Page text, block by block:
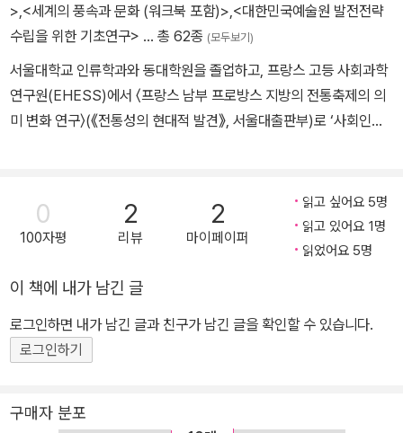
> <세계의 풍속과 문화 (워크북 포함)> <대한민국예술원 발전전략
수립을 위한 기초연구> … 총 62종 (모두보기)
서울대학교 인류학과와 동대학원을 졸업하고, 프랑스 고등 사회과학
연구원(EHESS)에서 〈프랑스 남부 프로방스 지방의 전통축제의 의
미 변화 연구〉(《전통성의 현대적 발견》, 서울대출판부)로 ‘사회인류
《축제문화의 제 현상》, 《축제로 이어지는 한국과 유럽》, 《축제와 문
화적 본질》, 《시각이미지의 힘》, 《한국의 지역문화》, 《인류에게 박물
관이 왜 필요했을까》 등이 있고, 저서로, 《축제인류학》, 《마르셀모스,
문화콘텐츠》, 《축제의 원칙》, 《기술환경 변화에 따른 문화예술 콘텐
츠 구성 적응 전략》 등이 있다. 현재 한국문화관광연구원 초빙석좌연
구위원, 국가유산진흥원 이사 등으로 활동하고 있다. 정책연구로는
미술관 건립 비전 연구 등과 관련한 연구를 수행하였으며. 최근에는
0
100자평
2
리뷰
2
마이페이퍼
읽고 싶어요 5명
읽고 있어요 1명
읽었어요 5명
이 책에 내가 남긴 글
로그인하면 내가 남긴 글과 친구가 남긴 글을 확인할 수 있습니다.
로그인하기
구매자 분포